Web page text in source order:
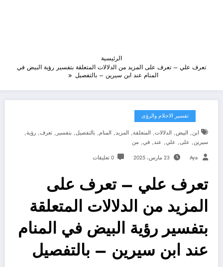
الرئيسية
تعرف علي – تعرف على المزيد من الدلالات المتعلقة بتفسير رؤية البيض في
المنام عند ابن سيرين – بالتفصيل
تفسير الاحلام والرؤى
ابن, البيض, الدلالات, المتعلقة, المزيد, المنام, بالتفصيل, بتفسير , تعرف, رؤية,
سيرين, على, علي, عند, في, من
Aya 23 مارس، 2025 0 تعليقات
تعرف علي – تعرف على
المزيد من الدلالات المتعلقة
بتفسير رؤية البيض في المنام
عند ابن سيرين – بالتفصيل